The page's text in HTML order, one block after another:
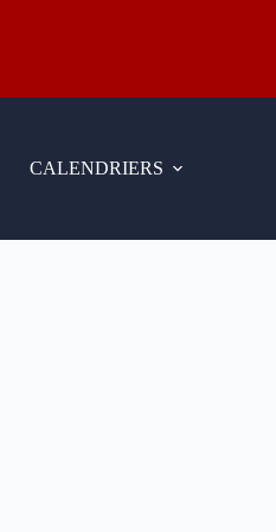
CALENDRIERS
Quelque chose